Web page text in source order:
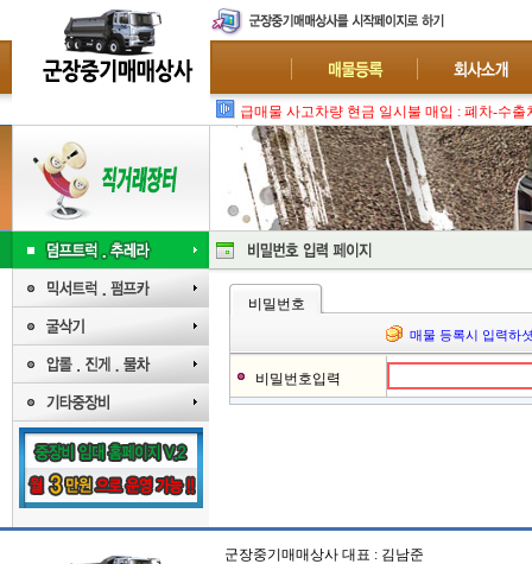
급매물 사고차량 현금 일시불 매입 : 폐차-수
비밀번호
매물 등록시 입력하
비밀번호입력
군장중기매매상사 대표 : 김남준